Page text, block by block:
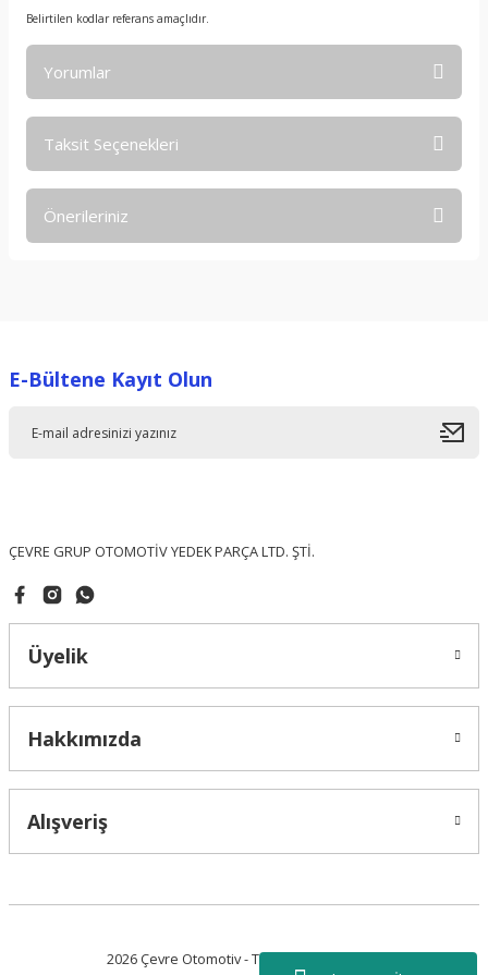
Belirtilen kodlar referans amaçlıdır.
Yorumlar
Taksit Seçenekleri
Önerileriniz
Ürün resmi kalitesiz, bozuk veya görüntülenemiyor.
E-Bültene Kayıt Olun
ÇEVRE GRUP OTOMOTİV YEDEK PARÇA LTD. ŞTİ.
Üyelik
Hakkımızda
Alışveriş
2026 Çevre Otomotiv - Tüm Hakları Saklıdır.